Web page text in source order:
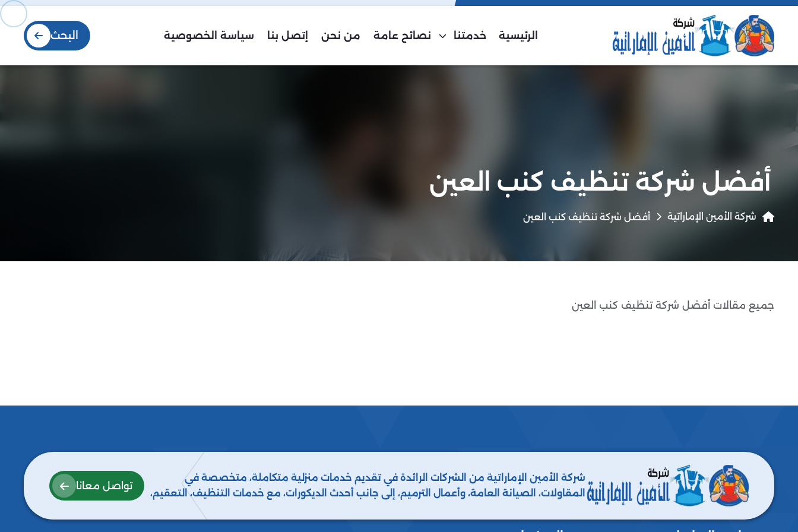
الرئيسية خدمتنا نصائح عامة من نحن إتصل بنا سياسة الخصوصية البحث
أفضل شركة تنظيف كنب العين
شركة الأمين الإماراتية أفضل شركة تنظيف كنب العين
جميع مقالات أفضل شركة تنظيف كنب العين
شركة الأمين الإماراتية من الشركات الرائدة في تقديم خدمات منزلية متكاملة، متخصصة في
المقاولات، الصيانة العامة، وأعمال الترميم، إلى جانب أحدث الديكورات، مع خدمات التنظيف، التعقيم،
تواصل معانا